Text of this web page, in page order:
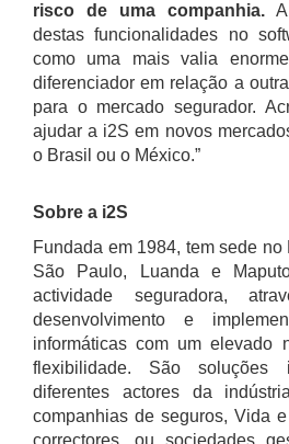
risco de uma companhia.
destas funcionalidades no
como uma mais valia
diferenciador em relação a
para o mercado segurador.
ajudar a i2S em novos
o Brasil ou o México.”
Sobre a i2S
Fundada em 1984, tem sede no
São Paulo, Luanda e
actividade seguradora,
desenvolvimento e
informáticas com um elevado
flexibilidade. São soluções
diferentes actores da
companhias de seguros, Vida